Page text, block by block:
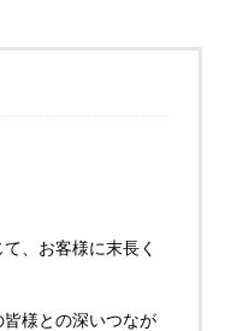
、お客様に末長く
様との深いつなが